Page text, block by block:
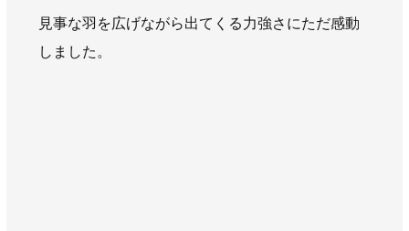
見事な羽を広げながら出てくる力強さにただ感動
しました。